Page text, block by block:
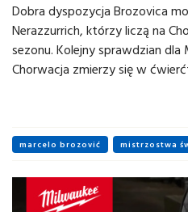
Dobra dyspozycja Brozovica
Nerazzurrich, którzy liczą na
sezonu. Kolejny sprawdzian
Chorwacja zmierzy się w
marcelo brozović mistrzostwa